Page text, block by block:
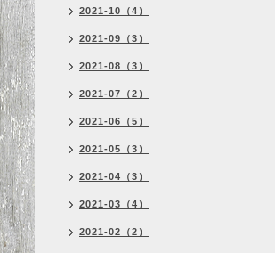
2021-10（4）
2021-09（3）
2021-08（3）
2021-07（2）
2021-06（5）
2021-05（3）
2021-04（3）
2021-03（4）
2021-02（2）